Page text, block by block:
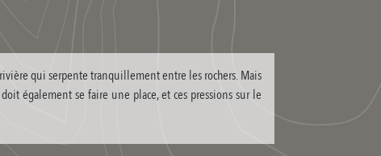
qui serpente tranquillement entre les rochers. Mais
également se faire une place, et ces pressions sur le